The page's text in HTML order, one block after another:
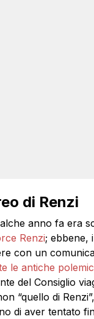
di Renzi
anno fa era
Renzi; ebbene,
con un
le antiche
del Consiglio
“quello di
di aver tentato